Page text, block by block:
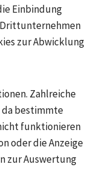
Einbindung
zur Abwicklung
Zahlreiche
da bestimmte
funktionieren
oder die Anzeige
zur Auswertung